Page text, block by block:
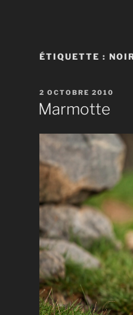
ÉTIQUETTE :
PUBLIÉ
LE
2 OCTOBRE 2010
Marmotte